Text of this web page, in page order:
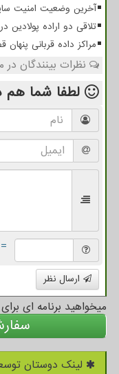
آخرین وضعیت امنیت
تلاقی دو اراده پولادین
مراکز داده قربانی
نظرات بینندگان
لطفا شما هم
= ۹ بعلاوه ۱
ارسال نظر
میخواهید برنامه ای
لینک دوستان